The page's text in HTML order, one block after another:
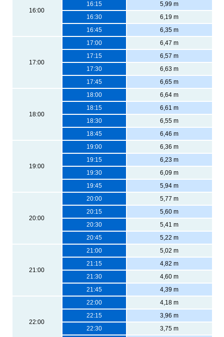
16:00
16:15
5,99 m
16:30
6,19 m
16:45
6,35 m
17:00
17:00
6,47 m
17:15
6,57 m
17:30
6,63 m
17:45
6,65 m
18:00
18:00
6,64 m
18:15
6,61 m
18:30
6,55 m
18:45
6,46 m
19:00
19:00
6,36 m
19:15
6,23 m
19:30
6,09 m
19:45
5,94 m
20:00
20:00
5,77 m
20:15
5,60 m
20:30
5,41 m
20:45
5,22 m
21:00
21:00
5,02 m
21:15
4,82 m
21:30
4,60 m
21:45
4,39 m
22:00
22:00
4,18 m
22:15
3,96 m
22:30
3,75 m